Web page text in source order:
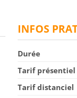
INFOS
Durée
Tarif présentiel
Tarif distanciel